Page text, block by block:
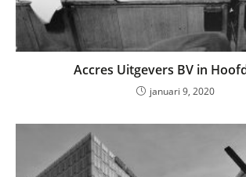
Accres Uitgevers BV in
januari 9, 2020